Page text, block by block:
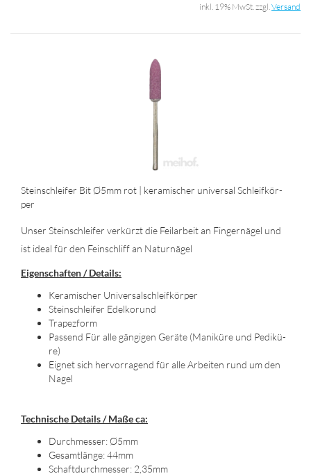
inkl. 19% MwSt. zzgl.Versand
Stein­schlei­fer Bit Ø5mm rot | ke­ra­mi­scher uni­ver­sal Schleif­kör­
per
Unser Stein­schlei­fer ver­kürzt die Feil­ar­beit an Fin­ger­nä­gel und
ist ideal für den Fein­schliff an Na­tur­nä­gel
Ei­gen­schaf­ten / De­tails:
Ke­ra­mi­scher Uni­ver­sal­schleif­kör­per
Stein­schlei­fer Edel­kor­und
Tra­pez­form
Pas­send Für alle gän­gi­gen Ge­rä­te (Ma­ni­kü­re und Pe­di­kü­
re)
Eig­net sich her­vor­ra­gend für alle Ar­bei­ten rund um den
Nagel
Tech­ni­sche De­tails / Maße ca:
Durch­mes­ser: Ø5mm
Ge­samt­län­ge: 44mm
Schaft­durch­mes­ser: 2,35mm